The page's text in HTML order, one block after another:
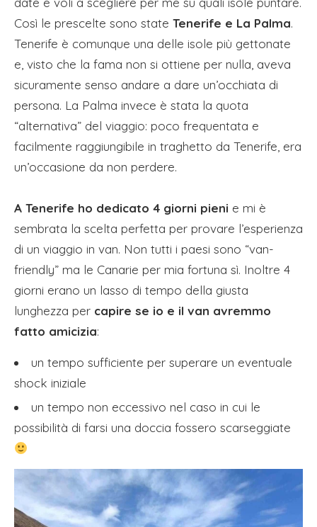
Così le prescelte sono state Tenerife e La Palma.
Tenerife è comunque una delle isole più gettonate
e, visto che la fama non si ottiene per nulla, aveva
sicuramente senso andare a dare un’occhiata di
persona. La Palma invece è stata la quota
“alternativa” del viaggio: poco frequentata e
facilmente raggiungibile in traghetto da Tenerife, era
un’occasione da non perdere.
A Tenerife ho dedicato 4 giorni pieni e mi è
sembrata la scelta perfetta per provare l’esperienza
di un viaggio in van. Non tutti i paesi sono “van-
friendly” ma le Canarie per mia fortuna sì. Inoltre 4
giorni erano un lasso di tempo della giusta
lunghezza per capire se io e il van avremmo
fatto amicizia:
un tempo sufficiente per superare un eventuale
shock iniziale
un tempo non eccessivo nel caso in cui le
possibilità di farsi una doccia fossero scarseggiate